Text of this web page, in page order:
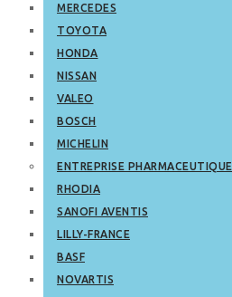
MERCEDES
TOYOTA
HONDA
NISSAN
VALEO
BOSCH
MICHELIN
ENTREPRISE PHARMACEUTIQUE
RHODIA
SANOFI AVENTIS
LILLY-FRANCE
BASF
NOVARTIS